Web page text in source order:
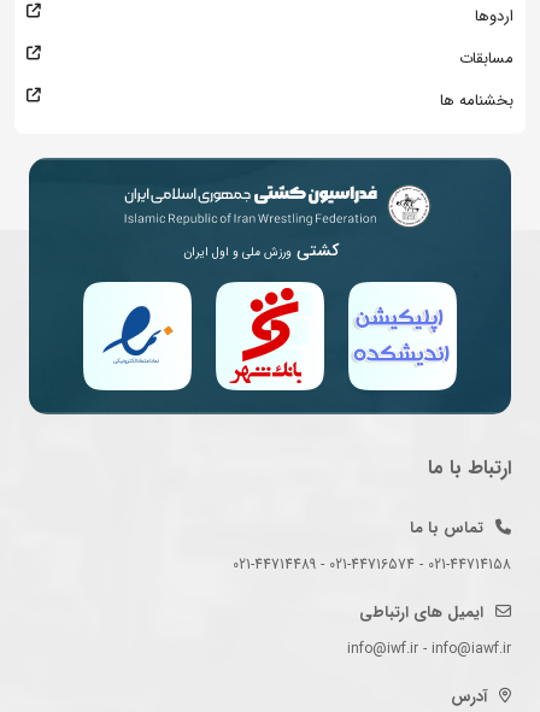
اردوها
مسابقات
بخشنامه ها
کشتی ورزش ملی و اول ایران
ارتباط با ما
تماس با ما
021-44714158 - 021-44716574 - 021-44714489
ایمیل های ارتباطی
info@iwf.ir - info@iawf.ir
آدرس